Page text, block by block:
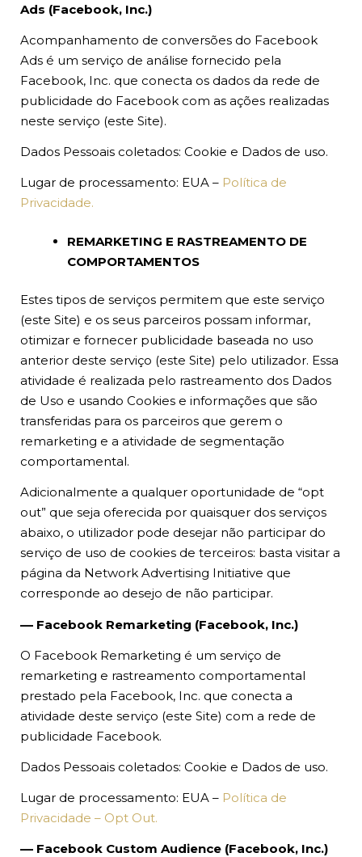
Ads (Facebook, Inc.)
Acompanhamento de conversões do Facebook
Ads é um serviço de análise fornecido pela
Facebook, Inc. que conecta os dados da rede de
publicidade do Facebook com as ações realizadas
neste serviço (este Site).
Dados Pessoais coletados: Cookie e Dados de uso.
Lugar de processamento: EUA – Política de
Privacidade.
REMARKETING E RASTREAMENTO DE
COMPORTAMENTOS
Estes tipos de serviços permitem que este serviço
(este Site) e os seus parceiros possam informar,
otimizar e fornecer publicidade baseada no uso
anterior deste serviço (este Site) pelo utilizador. Essa
atividade é realizada pelo rastreamento dos Dados
de Uso e usando Cookies e informações que são
transferidas para os parceiros que gerem o
remarketing e a atividade de segmentação
comportamental.
Adicionalmente a qualquer oportunidade de “opt
out” que seja oferecida por quaisquer dos serviços
abaixo, o utilizador pode desejar não participar do
serviço de uso de cookies de terceiros: basta visitar a
página da Network Advertising Initiative que
corresponde ao desejo de não participar.
–– Facebook Remarketing (Facebook, Inc.)
O Facebook Remarketing é um serviço de
remarketing e rastreamento comportamental
prestado pela Facebook, Inc. que conecta a
atividade deste serviço (este Site) com a rede de
publicidade Facebook.
Dados Pessoais coletados: Cookie e Dados de uso.
Lugar de processamento: EUA – Política de
Privacidade – Opt Out.
–– Facebook Custom Audience (Facebook, Inc.)